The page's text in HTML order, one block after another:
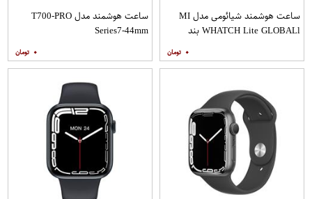
ساعت هوشمند شیائومی مدل MI
WHATCH Lite GLOBALl بند
۰
ساعت هوشمند مدل T700-PRO
Series7-44mm
۰